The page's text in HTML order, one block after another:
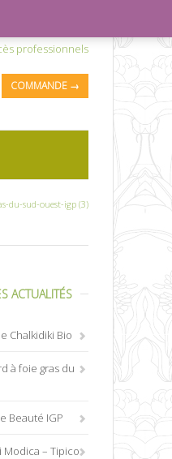
professionnels
COMMANDE →
du-sud-ouest-igp (3)
ACTUALITÉS
Chalkidiki Bio
à foie gras du
Beauté IGP
– Tipico